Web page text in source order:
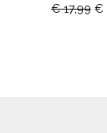
€17,99 €